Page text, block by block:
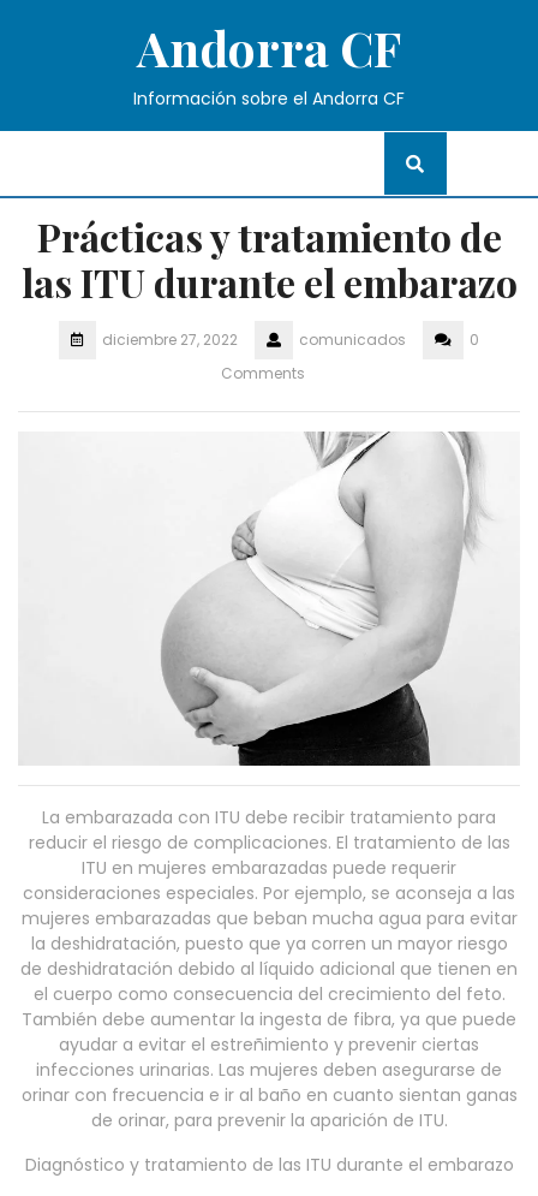
Andorra CF
Información sobre el Andorra CF
Prácticas y tratamiento de
las ITU durante el embarazo
diciembre 27, 2022 comunicados
0
Comments
La embarazada con ITU debe recibir tratamiento para
reducir el riesgo de complicaciones. El tratamiento de las
ITU en mujeres embarazadas puede requerir
consideraciones especiales. Por ejemplo, se aconseja a las
mujeres embarazadas que beban mucha agua para evitar
la deshidratación, puesto que ya corren un mayor riesgo
de deshidratación debido al líquido adicional que tienen en
el cuerpo como consecuencia del crecimiento del feto.
También debe aumentar la ingesta de fibra, ya que puede
ayudar a evitar el estreñimiento y prevenir ciertas
infecciones urinarias. Las mujeres deben asegurarse de
orinar con frecuencia e ir al baño en cuanto sientan ganas
de orinar, para prevenir la aparición de ITU.
Diagnóstico y tratamiento de las ITU durante el embarazo